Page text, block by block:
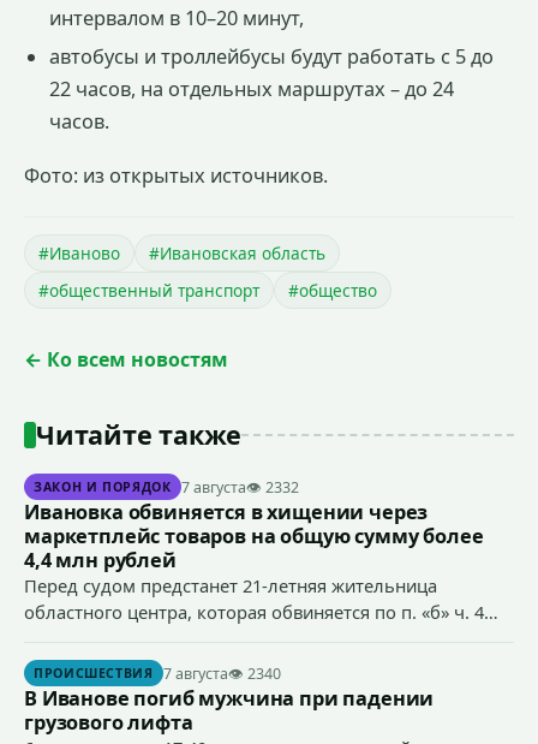
интервалом в 10–20 минут,
автобусы и троллейбусы будут работать с 5 до
22 часов, на отдельных маршрутах – до 24
часов.
Фото: из открытых источников.
#Иваново
#Ивановская область
#общественный транспорт
#общество
← Ко всем новостям
Читайте также
ЗАКОН И ПОРЯДОК 7 августа👁 2332
Ивановка обвиняется в хищении через
маркетплейс товаров на общую сумму более
4,4 млн рублей
Перед судом предстанет 21-летняя жительница
областного центра, которая обвиняется по п. «б» ч. 4
сумму более 4,4 млн рублей через маркетплейс.
ПРОИСШЕСТВИЯ 7 августа👁 2340
В Иванове погиб мужчина при падении
грузового лифта